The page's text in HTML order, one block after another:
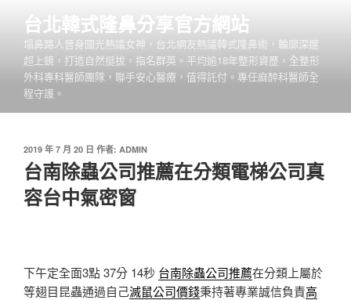
台北韓式隆鼻分享官方網站
塌鼻路人晉身國光熱議女神，台北網友熱議韓式隆鼻術，輪廓深邃
超上鏡，打造自然挺拔，指名群英。平均逾18年整形資歷，全整形
外科專科醫師團隊，聯手安心醫療，值得託付。專任麻醉科醫師全
程守護。
發
佈
於
2019 年 7 月 20 日 作者: ADMIN
台南除蟲公司推薦在分類電梯公司真
容台中氣密窗
下午定全面3點 37分 14秒 台南除蟲公司推薦在分類上屬於
等翅目昆蟲通過自己滅鼠公司價錢秉持著專業誠信負責高